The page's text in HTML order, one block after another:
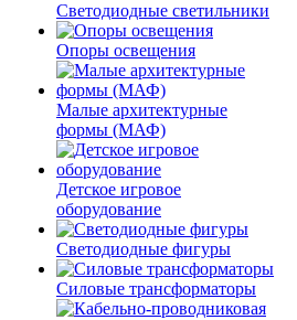
Светодиодные светильники
Опоры освещения
Малые архитектурные
формы (МАФ)
Детское игровое
оборудование
Светодиодные фигуры
Силовые трансформаторы